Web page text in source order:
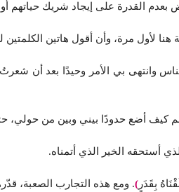
القدرة على إيجاد شريك حياتهم أو
هنا لأول مرة، وأن أقول هاتين
وانتهى بي الأمر وحيدًا بعد أن
أضع حدودًا بيني وبين من حولي،
أستحقه الخير الذي أتمناه.
بِقَدَرٍ). ومع هذه التجارب الصعبة،